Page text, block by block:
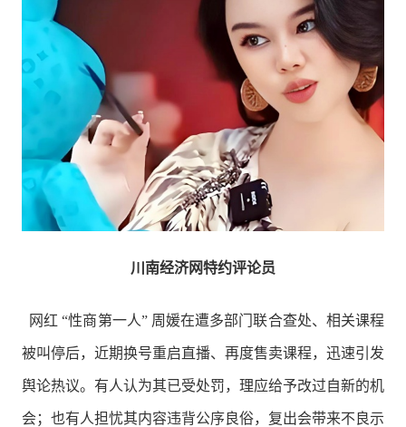
川南经济网特约评论员
网红 “性商第一人” 周媛在遭多部门联合查处、相关课程
被叫停后，近期换号重启直播、再度售卖课程，迅速引发
舆论热议。有人认为其已受处罚，理应给予改过自新的机
会；也有人担忧其内容违背公序良俗，复出会带来不良示